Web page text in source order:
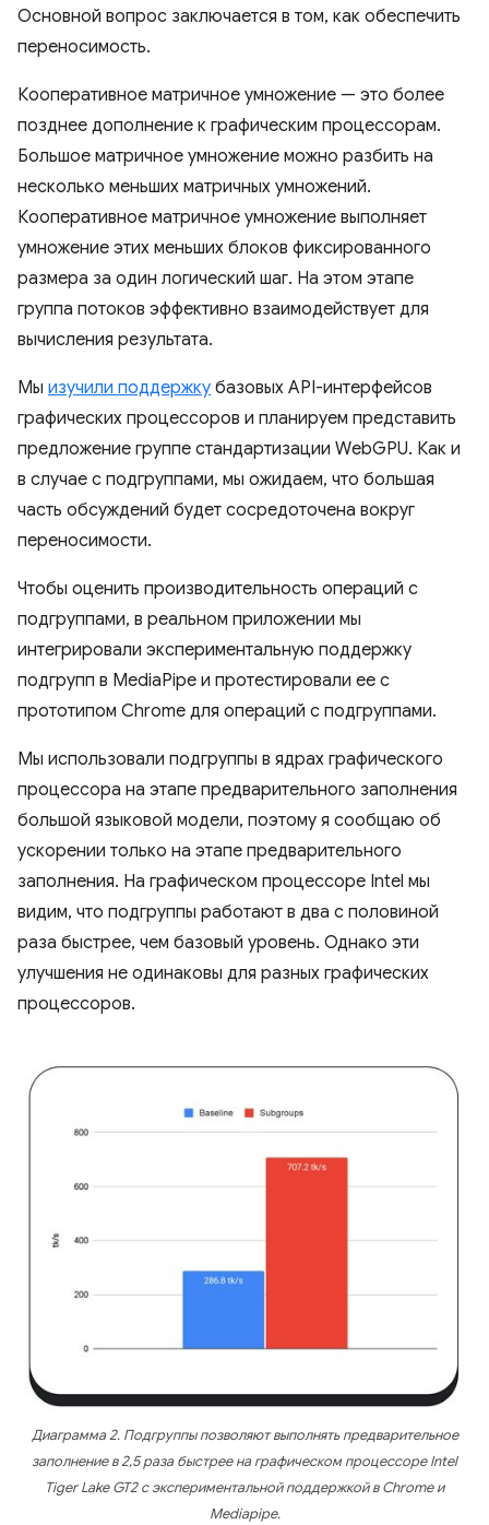
Основной вопрос заключается в том, как обеспечить
переносимость.
Кооперативное матричное умножение — это более
позднее дополнение к графическим процессорам.
Большое матричное умножение можно разбить на
несколько меньших матричных умножений.
Кооперативное матричное умножение выполняет
умножение этих меньших блоков фиксированного
размера за один логический шаг. На этом этапе
группа потоков эффективно взаимодействует для
вычисления результата.
Мы изучили поддержку базовых API-интерфейсов
графических процессоров и планируем представить
предложение группе стандартизации WebGPU. Как и
в случае с подгруппами, мы ожидаем, что большая
часть обсуждений будет сосредоточена вокруг
переносимости.
Чтобы оценить производительность операций с
подгруппами, в реальном приложении мы
интегрировали экспериментальную поддержку
подгрупп в MediaPipe и протестировали ее с
прототипом Chrome для операций с подгруппами.
Мы использовали подгруппы в ядрах графического
процессора на этапе предварительного заполнения
большой языковой модели, поэтому я сообщаю об
ускорении только на этапе предварительного
заполнения. На графическом процессоре Intel мы
видим, что подгруппы работают в два с половиной
раза быстрее, чем базовый уровень. Однако эти
улучшения не одинаковы для разных графических
процессоров.
Диаграмма 2. Подгруппы позволяют выполнять предварительное
заполнение в 2,5 раза быстрее на графическом процессоре Intel
Tiger Lake GT2 с экспериментальной поддержкой в ​​Chrome и
Mediapipe.